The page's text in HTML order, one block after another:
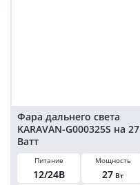
Фара дальнего света
KARAVAN-G000325S на 27
Ватт
Питание
12/24В
Мощность
27 Вт